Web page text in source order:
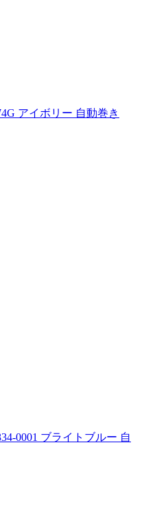
アイボリー 自動巻き
0001 ブライトブルー 自